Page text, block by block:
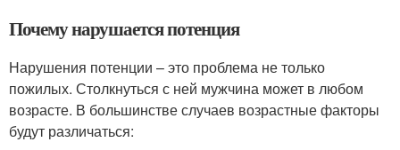
Почему нарушается потенция
Нарушения потенции – это проблема не только
пожилых. Столкнуться с ней мужчина может в любом
возрасте. В большинстве случаев возрастные факторы
будут различаться: